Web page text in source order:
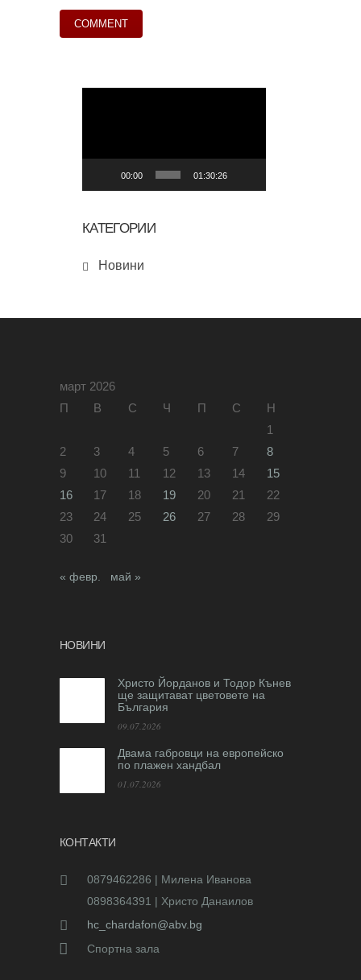
00:00 01:30:26
КАТЕГОРИИ
Новини
март 2026
П
В С Ч П С
Н
1
2
3 4 5 6 7
8
9
10 11 12 13 14
15
16
17 18 19 20 21
22
23
24 25 26 27 28
29
30
31
« февр. май »
НОВИНИ
Христо Йорданов и Тодор Кънев
ще защитават цветовете на
България
09.07.2026
Двама габровци на европейско
по плажен хандбал
01.07.2026
КОНТАКТИ
0879462286 | Милена Иванова
0898364391 | Христо Данаилов
hc_chardafon@abv.bg
Спортна зала